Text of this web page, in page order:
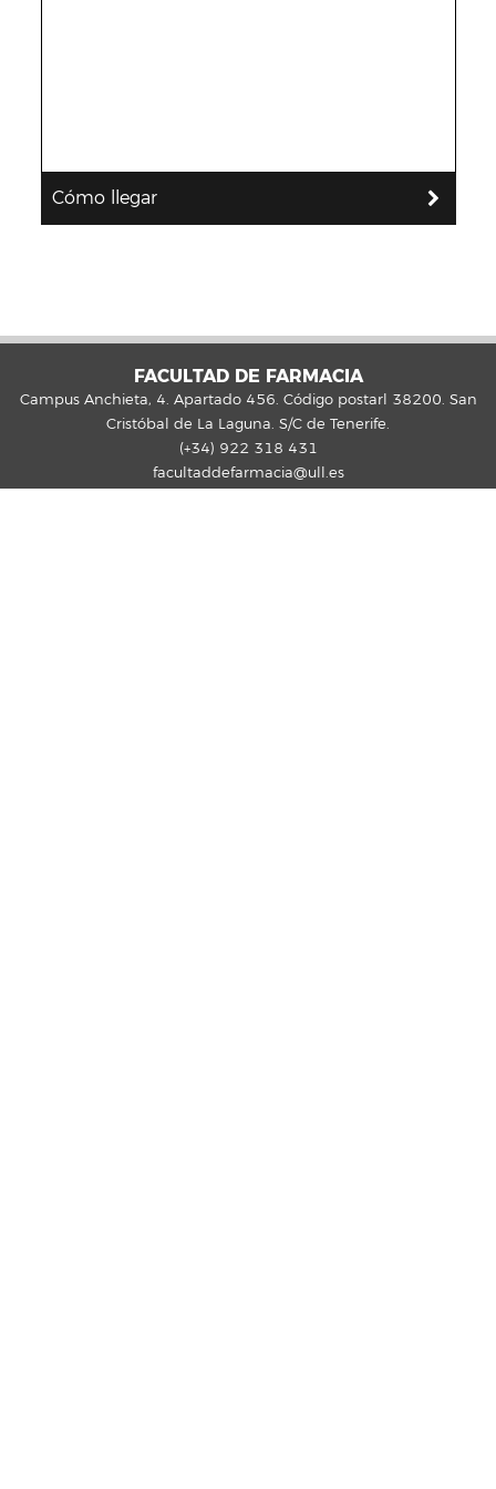
Cómo llegar
FACULTAD DE FARMACIA
Campus Anchieta, 4. Apartado 456. Código postarl 38200. San
Cristóbal de La Laguna. S/C de Tenerife.
(+34) 922 318 431
facultaddefarmacia@ull.es